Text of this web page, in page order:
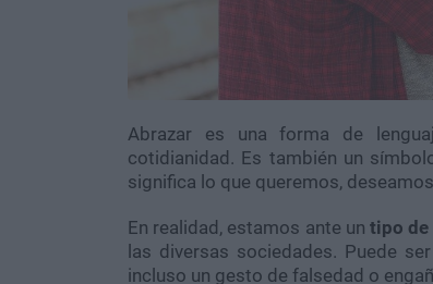
Abrazar es una forma de
cotidianidad. Es también un
significa lo que queremos,
En realidad, estamos ante un tipo de
las diversas sociedades. Puede
incluso un gesto de falsedad o